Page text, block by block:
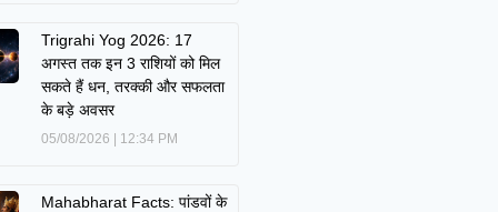
Trigrahi Yog 2026: 17
अगस्त तक इन 3 राशियों को मिल
सकते हैं धन, तरक्की और सफलता
के बड़े अवसर
05/08/2026 12:34 PM
Mahabharat Facts: पांडवों के